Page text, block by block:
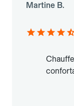
Martine B.